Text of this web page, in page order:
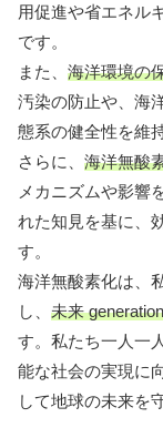
用促進や省エネル
です。
また、 海洋環境の
汚染の防止や、海
態系の健全性を維
さらに、 海洋無酸
メカニズムや影響
れた知見を基に、
す。
海洋無酸素化は、
し、 未来
す。私たち一人一
能な社会の実現に
して地球の未来を